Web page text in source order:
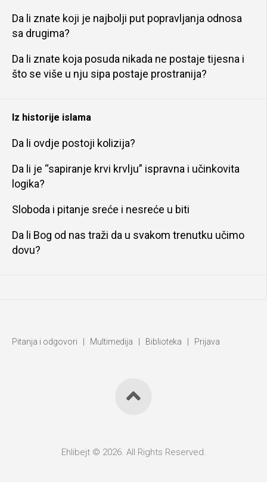
Da li znate koji je najbolji put popravljanja odnosa
sa drugima?
Da li znate koja posuda nikada ne postaje tijesna i
što se više u nju sipa postaje prostranija?
Iz historije islama
Da li ovdje postoji kolizija?
Da li je “sapiranje krvi krvlju” ispravna i učinkovita
logika?
Sloboda i pitanje sreće i nesreće u biti
Da li Bog od nas traži da u svakom trenutku učimo
dovu?
Pitanja i odgovori Multimedija Biblioteka Prijava
Ehlibejt © 2026. All Rights Reserved.